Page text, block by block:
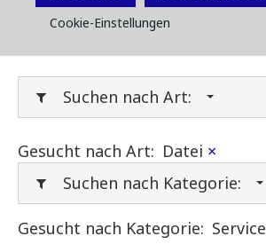
Cookie-Einstellungen
Filter Media
Suchen nach Art:
Gesucht nach Art: Datei ×
Suchen nach Kategorie:
Gesucht nach Kategorie: Service